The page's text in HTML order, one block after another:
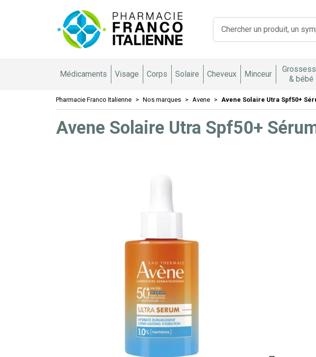
Médicaments Visage Corps Solaire Cheveux Minceur
& bébé
Pharmacie Franco Italienne Nos marques Avene Avene Solaire Utra Spf50+
Avene Solaire Utra Spf50+